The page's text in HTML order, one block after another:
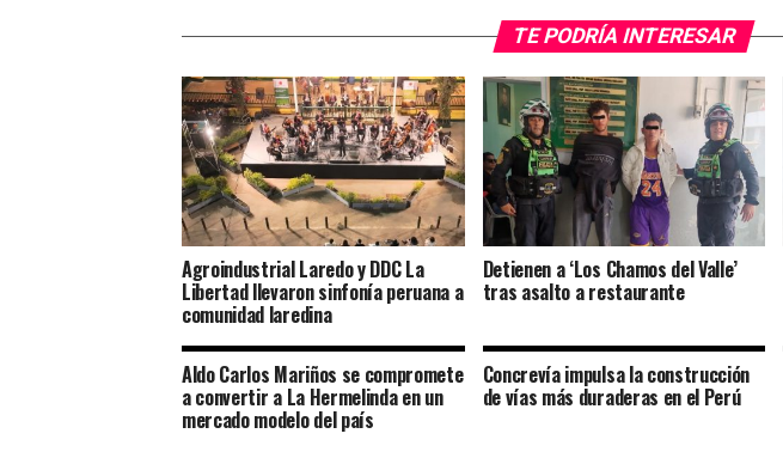
TE PODRÍA INTERESAR
Agroindustrial Laredo y DDC La
Libertad llevaron sinfonía peruana a
comunidad laredina
Detienen a ‘Los Chamos del Valle’
tras asalto a restaurante
Aldo Carlos Mariños se compromete
a convertir a La Hermelinda en un
mercado modelo del país
Concrevía impulsa la construcción
de vías más duraderas en el Perú